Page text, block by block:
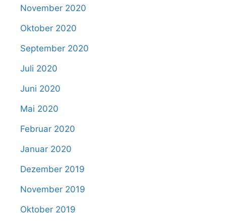
November 2020
Oktober 2020
September 2020
Juli 2020
Juni 2020
Mai 2020
Februar 2020
Januar 2020
Dezember 2019
November 2019
Oktober 2019